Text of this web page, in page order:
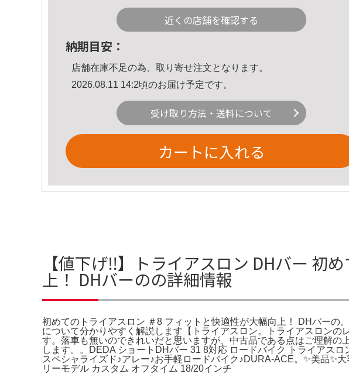
近くの店舗を確認する
納期目安：
店舗在庫不足の為、取り寄せ注文となります。
2026.08.11 14:2頃のお届け予定です。
受け取り方法・送料について
カートに入れる
【値下げ‼️】トライアスロン DHバー 初
上！ DHバーのの詳細情報
初めてのトライアスロン ＃8 フィットと快適性が大幅向上！ DHバーの
について分かりやすく解説します【トライアスロン。トライアスロン
す。落車も無いのできれいだと思いますが、中古品である点はご理解
します。。DEDA ショートDHバー 31 8対応 ロードバイク トライアス
スペシャライズド♪アレー♪お手軽ロードバイク♪DURA-ACE。✨美品
リーモデル カスタム オフタイム 18/20インチ